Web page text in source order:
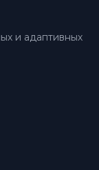
и адаптивных